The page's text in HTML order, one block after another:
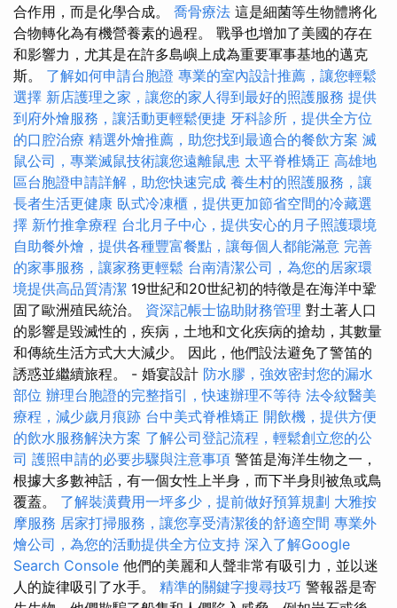
合作用，而是化學合成。 喬骨療法 這是細菌等生物體將化
合物轉化為有機營養素的過程。 戰爭也增加了美國的存在
和影響力，尤其是在許多島嶼上成為重要軍事基地的邁克
斯。 了解如何申請台胞證 專業的室內設計推薦，讓您輕鬆
選擇 新店護理之家，讓您的家人得到最好的照護服務 提供
到府外燴服務，讓活動更輕鬆便捷 牙科診所，提供全方位
的口腔治療 精選外燴推薦，助您找到最適合的餐飲方案 滅
鼠公司，專業滅鼠技術讓您遠離鼠患 太平脊椎矯正 高雄地
區台胞證申請詳解，助您快速完成 養生村的照護服務，讓
長者生活更健康 臥式冷凍櫃，提供更加節省空間的冷藏選
擇 新竹推拿療程 台北月子中心，提供安心的月子照護環境
自助餐外燴，提供各種豐富餐點，讓每個人都能滿意 完善
的家事服務，讓家務更輕鬆 台南清潔公司，為您的居家環
境提供高品質清潔 19世紀和20世紀初的特徵是在海洋中鞏
固了歐洲殖民統治。 資深記帳士協助財務管理 對土著人口
的影響是毀滅性的，疾病，土地和文化疾病的搶劫，其數量
和傳統生活方式大大減少。 因此，他們設法避免了警笛的
誘惑並繼續旅程。 - 婚宴設計 防水膠，強效密封您的漏水
部位 辦理台胞證的完整指引，快速辦理不等待 法令紋醫美
療程，減少歲月痕跡 台中美式脊椎矯正 開飲機，提供方便
的飲水服務解決方案 了解公司登記流程，輕鬆創立您的公
司 護照申請的必要步驟與注意事項 警笛是海洋生物之一，
根據大多數神話，有一個女性上半身，而下半身則被魚或鳥
覆蓋。 了解裝潢費用一坪多少，提前做好預算規劃 大雅按
摩服務 居家打掃服務，讓您享受清潔後的舒適空間 專業外
燴公司，為您的活動提供全方位支持 深入了解Google
Search Console 他們的美麗和人聲非常有吸引力，並以迷
人的旋律吸引了水手。 精準的關鍵字搜尋技巧 警報器是寄